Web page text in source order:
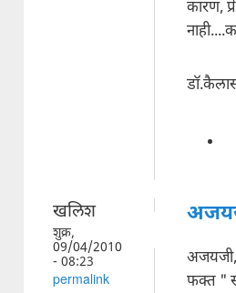
कारण,
खलिश
शुक्र,
09/04/2010
- 08:23
permalink
फक्त "